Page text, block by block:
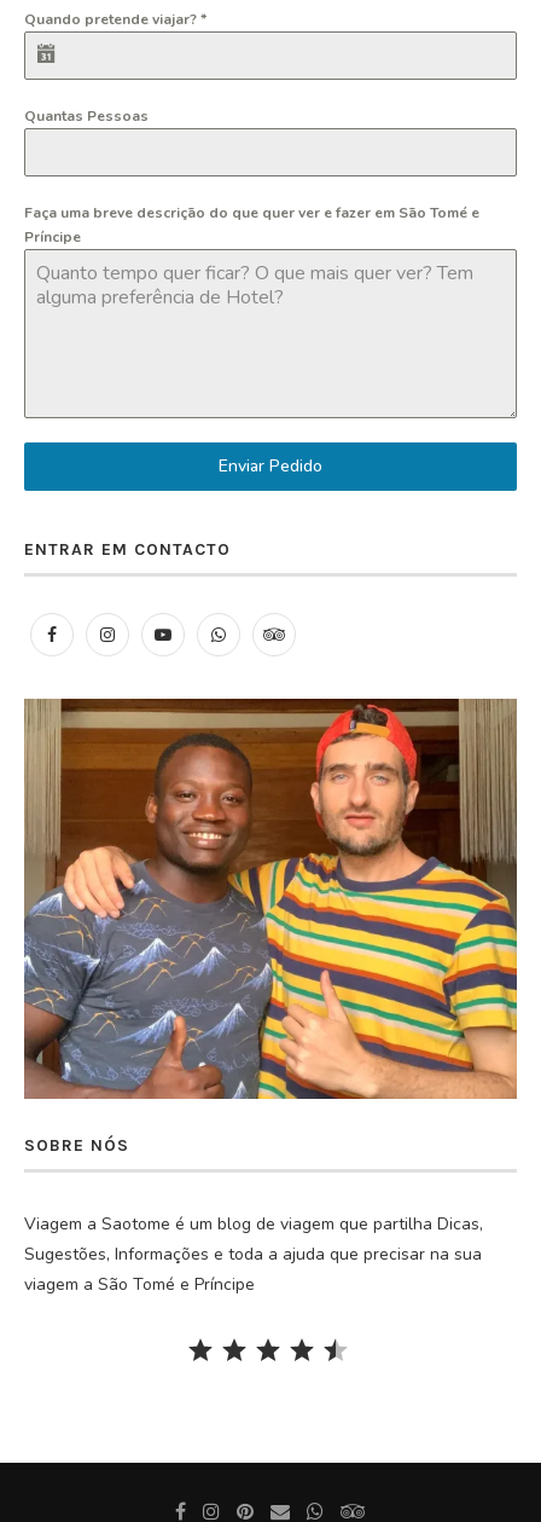
Quando pretende viajar?*
Quantas Pessoas
Faça uma breve descrição do que quer ver e fazer em São Tomé e
Príncipe
Enviar Pedido
ENTRAR EM CONTACTO
SOBRE NÓS
Viagem a Saotome é um blog de viagem que partilha Dicas,
Sugestões, Informações e toda a ajuda que precisar na sua
viagem a São Tomé e Príncipe